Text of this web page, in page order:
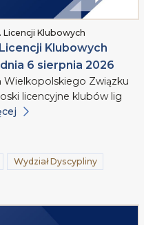
Licencji Klubowych
Klubowych
6 sierpnia 2026
Wielkopolskiego Związku
licencyjne klubów lig
Wydział Dyscypliny